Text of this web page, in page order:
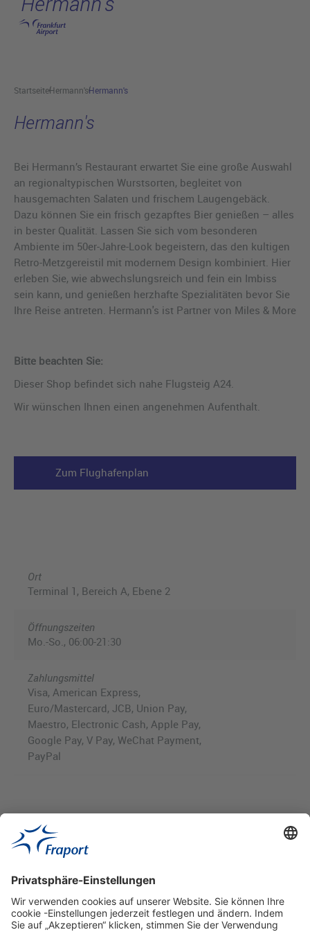
Hauptinhalt anspringen
StartseiteHermann'sHermann's
Hermann's
Bei Hermann’s Restaurant erwartet Sie eine große Auswahl
an regionaltypischen Wurstsorten, begleitet von
hausgemachten Salaten und frischem Laugengebäck.
Dazu können Sie ein frisch gezapftes Bier genießen – alles
in bester Qualität. Lassen Sie sich vom besonderen
Ambiente im 50er-Jahre-Look begeistern, das den kultigen
Retro-Metzgereistil mit modernem Design kombiniert. Hier
erleben Sie, wie abwechslungsreich und fein ein Imbiss
sein kann, und genießen herzhafte Spezialitäten bevor Sie
Ihre Reise antreten. Hermann's ist Partner von Miles & More
Bitte beachten Sie:
Dieser Shop befindet sich nahe Flugsteig A24.
Wir wünschen Ihnen einen angenehmen Aufenthalt.
Zum Flughafenplan
Ort
Terminal 1, Bereich A, Ebene 2
Öffnungszeiten
Mo.-So., 06:00-21:30
Zahlungsmittel
Visa, American Express,
Euro/Mastercard, JCB, Union Pay,
Maestro, Electronic Cash, Apple Pay,
Google Pay, V Pay, WeChat Payment,
PayPal